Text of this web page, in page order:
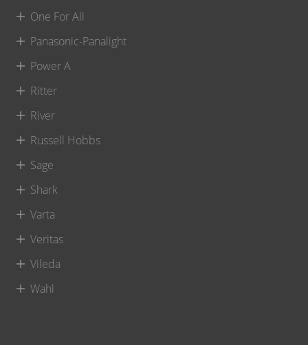
One For All
Panasonic-Panalight
Power A
Ritter
River
Russell Hobbs
Sage
Shark
Varta
Veritas
Vileda
Wahl